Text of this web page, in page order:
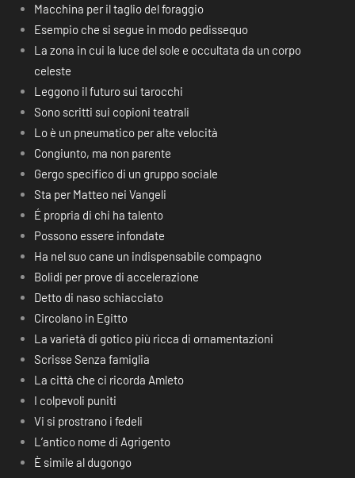
Macchina per il taglio del foraggio
Esempio che si segue in modo pedissequo
La zona in cui la luce del sole e occultata da un corpo
celeste
Leggono il futuro sui tarocchi
Sono scritti sui copioni teatrali
Lo è un pneumatico per alte velocità
Congiunto, ma non parente
Gergo specifico di un gruppo sociale
Sta per Matteo nei Vangeli
É propria di chi ha talento
Possono essere infondate
Ha nel suo cane un indispensabile compagno
Bolidi per prove di accelerazione
Detto di naso schiacciato
Circolano in Egitto
La varietà di gotico più ricca di ornamentazioni
Scrisse Senza famiglia
La città che ci ricorda Amleto
I colpevoli puniti
Vi si prostrano i fedeli
L’antico nome di Agrigento
È simile al dugongo